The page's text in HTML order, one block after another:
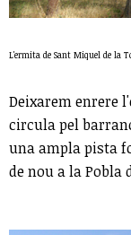
L'ermita de Sant Miquel de la
Deixarem enrere
circula pel
una ampla pista
de nou a la Pobla